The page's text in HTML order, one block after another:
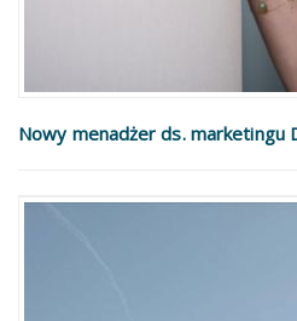
Nowy menadżer ds. marketingu